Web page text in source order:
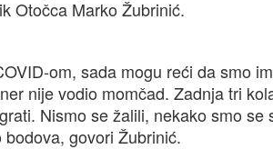
Otočca Marko Žubrinić.
om, sada mogu reći da smo
nije vodio momčad. Zadnja tri
Nismo se žalili, nekako smo se
govori Žubrinić.